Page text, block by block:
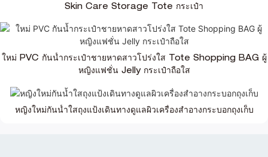
Skin Care Storage Tote กระเป๋า
ใหม่ PVC กันน้ำกระเป๋าชายหาดสาวโปร่งใส Tote Shopping BAG ผู้
หญิงแฟชั่น Jelly กระเป๋าถือใส
หญิงใหม่กันน้ำใสถุงแป้งเดินทางดูแลผิวเครื่องสำอางกระบอกถุงเก็บ